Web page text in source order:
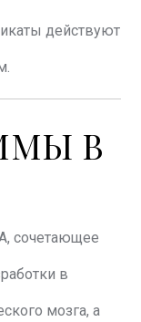
действуют
В
сочетающее
в
мозга, а